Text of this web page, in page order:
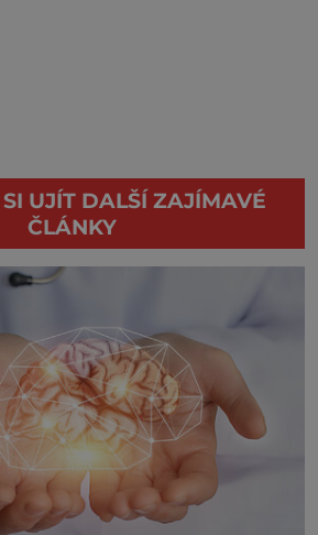
UJÍT DALŠÍ ZAJÍMAVÉ
ČLÁNKY